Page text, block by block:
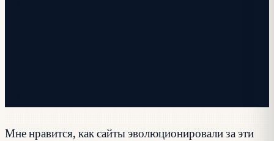
Мне нравится, как сайты эволюционировали за эти